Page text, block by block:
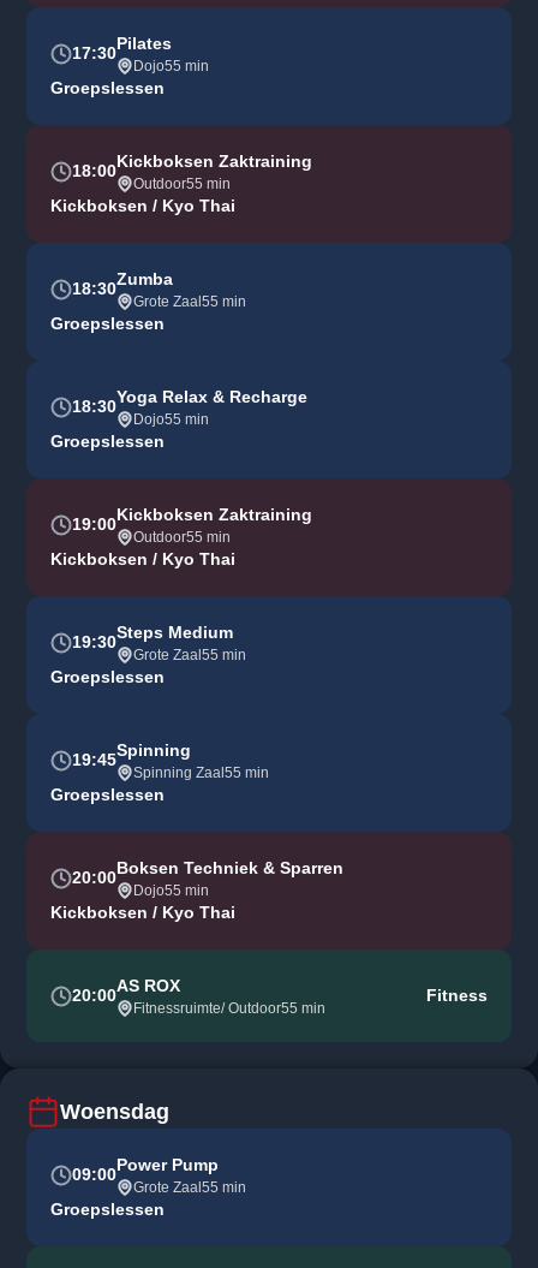
17:30Pilates
Dojo55 min
Groepslessen
18:00Kickboksen Zaktraining
Outdoor55 min
Kickboksen / Kyo Thai
18:30Zumba
Grote Zaal 55 min
Groepslessen
18:30Yoga Relax & Recharge
Dojo55 min
Groepslessen
19:00Kickboksen Zaktraining
Outdoor55 min
Kickboksen / Kyo Thai
19:30Steps Medium
Grote Zaal 55 min
Groepslessen
19:45Spinning
Spinning Zaal 55 min
Groepslessen
20:00Boksen Techniek & Sparren
Dojo55 min
Kickboksen / Kyo Thai
20:00AS ROX
Fitnessruimte/ Outdoor55 min
Fitness
Woensdag
09:00Power Pump
Grote Zaal 55 min
Groepslessen